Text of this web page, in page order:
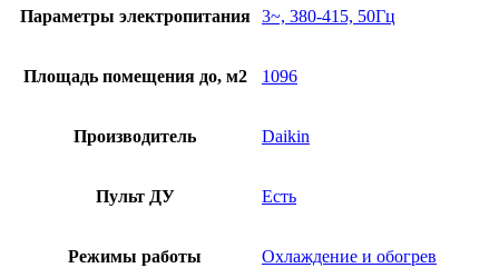
Параметры электропитания 3~, 380-415, 50Гц
Площадь помещения до, м2 1096
Производитель Daikin
Пульт ДУ Есть
Режимы работы Охлаждение и обогрев